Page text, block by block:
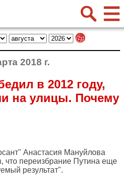
2018 г.
в 2012 году,
на улицы. Почему
Анастасия Мануйлова
, что переизбрание Путина еще
результат".